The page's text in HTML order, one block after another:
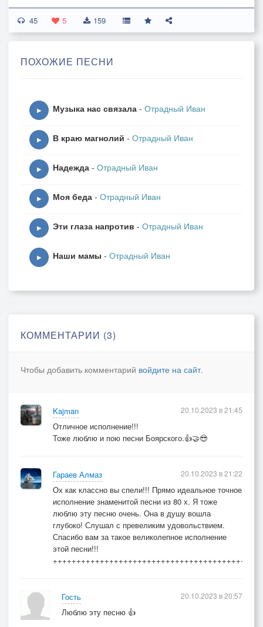
45 5 159
ПОХОЖИЕ ПЕСНИ
▶ Музыка нас связала - Отрадный Иван
▶ В краю магнолий - Отрадный Иван
▶ Надежда - Отрадный Иван
▶ Моя беда - Отрадный Иван
▶ Эти глаза напротив - Отрадный Иван
▶ Наши мамы - Отрадный Иван
КОММЕНТАРИИ (3)
Чтобы добавить комментарий войдите на сайт.
Kajman
Отличное исполнение!!!
Тоже люблю и пою песни Боярского.👍🤝😎
20.10.2023 в 21:45
Гараев Алмаз
Ох как классно вы спели!!! Прямо идеальное точное
исполнение знаменитой песни из 80 х. Я тоже
люблю эту песню очень. Она в душу вошла
глубоко! Слушал с превеликим удовольствием.
Спасибо вам за такое великолепное исполнение
этой песни!!!
20.10.2023 в 21:22
Гость
Люблю эту песню 👍
20.10.2023 в 20:57